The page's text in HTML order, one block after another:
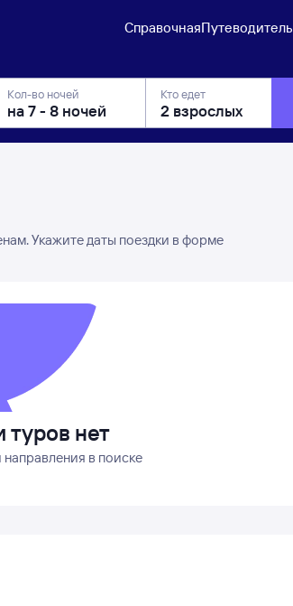
СправочнаяПутеводитель
Кол-во ночей Кто едет
Укажите даты поездки в форме
нет
в поиске